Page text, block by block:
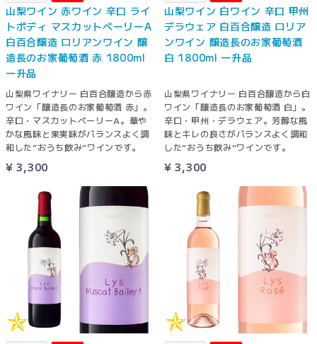
山梨ワイン 赤ワイン 辛口 ライ
トボディ マスカットベーリーA
白百合醸造 ロリアンワイン 醸
造長のお家葡萄酒 赤 1800ml
一升品
山梨県ワイナリー 白百合醸造から赤
ワイン「醸造長のお家葡萄酒 赤」。
辛口・マスカットベーリーA。華や
かな風味と果実味がバランスよく調
和した”おうち飲み”ワインです。
¥ 3,300
山梨ワイン 白ワイン 辛口 甲州
デラウェア 白百合醸造 ロリア
ンワイン 醸造長のお家葡萄酒
白 1800ml 一升品
山梨県ワイナリー 白百合醸造から白
ワイン「醸造長のお家葡萄酒 白」。
辛口・甲州・デラウェア。芳醇な風
味とキレの良さがバランスよく調和
した”おうち飲み”ワインです。
¥ 3,300